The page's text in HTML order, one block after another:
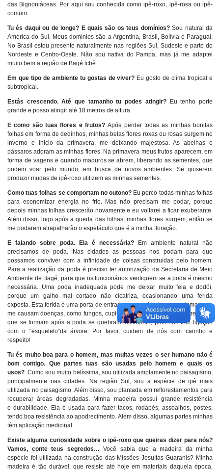
das Bignoniáceas. Por aqui sou conhecida como ipê-roxo, ipê-rosa ou ipê-
comum.
Tu és daqui ou de longe? E quais são os teus domínios?Sou natural da
América do Sul. Meus domínios são a Argentina, Brasil, Bolívia e Paraguai.
No Brasil estou presente naturalmente nas regiões Sul, Sudeste e parte do
Nordeste e Centro-Oeste. Não sou nativa do Pampa, mas já me adaptei
muito bem a região de Bagé tchê.
Em que tipo de ambiente tu gostas de viver? Eu gosto de clima tropical e
subtropical.
Estás crescendo. Até que tamanho tu podes atingir?
Eu tenho porte
grande e posso atingir até 18 metros de altura.
E como são tuas flores e frutos?Após perder todas as minhas bonitas
folhas em forma de dedinhos, minhas belas flores roxas ou rosas surgem no
inverno e inicio da primavera, me deixando majestosa. As abelhas e
pássaros adoram as minhas flores. Na primavera meus frutos aparecem, em
forma de vagens e quando maduros se abrem, liberando as sementes, que
podem voar pelo mundo, em busca de novos ambientes. Se quiserem
produzir mudas de ipê-roxo utilizem as minhas sementes.
Como tuas folhas se comportam no outono? Eu perco todas minhas folhas
para economizar energia no frio. Mas não precisam me podar, porque
depois minhas folhas crescerão novamente e eu voltarei a ficar exuberante.
Além disso, logo após a queda das folhas, minhas flores surgem, então se
me podarem atrapalharão o espetáculo que é a minha floração.
E falando sobre poda. Ela é necessária?
Em ambiente natural não
precisamos de poda. Nas cidades as pessoas nos podam para que
possamos conviver com a infinidade de coisas construídas pelo homem.
Para a realização da poda é preciso ter autorização da Secretaria de Meio
Ambiente de Bagé, para que os funcionários verifiquem se a poda é mesmo
necessária. Uma poda inadequada pode me deixar muito feia e dodói,
porque um galho mal cortado não cicatriza, ocasionando uma ferida
exposta. Esta ferida é uma porta de entrada para umidade e organismos que
me causam doenças, como fungos, cupins e outros. Além disso, os rebrotos
que se formam após a poda se quebram facilmente, pois não tem ligação
com o “esqueleto”da árvore. Por favor, cuidem de nós com carinho e
respeito!
Tu és muito boa para o homem, mas muitas vezes o ser humano não é
bom contigo. Que partes tuas são usadas pelo homem e quais os
usos?Como sou muito belíssima, sou utilizada amplamente no paisagismo,
principalmente nas cidades. Na região Sul, sou a espécie de ipê mais
utilizada no paisagismo. Além disso, sou plantada em reflorestamentos para
recuperar áreas degradadas. Minha madeira possui grande resistência
e durabilidade. Ela é usada para fazer tacos, rodapés, assoalhos, postes,
tendo boa resistência ao apodrecimento. Além disso, algumas partes minhas
têm aplicação medicinal.
Existe alguma curiosidade sobre o ipê-roxo que queiras dizer para nós?
Vamos, conte teus segredos… Você sabia que a madeira da minha
espécie foi utilizada na construção das Missões Jesuítas Guaranis? Minha
madeira é tão durável, que resiste até hoje em materiais daquela época,